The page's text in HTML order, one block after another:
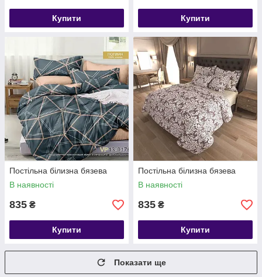
Купити Купити
Постільна білизна бязева
В наявності
835 ₴
Купити
Постільна білизна бязева
В наявності
835 ₴
Купити
Показати ще